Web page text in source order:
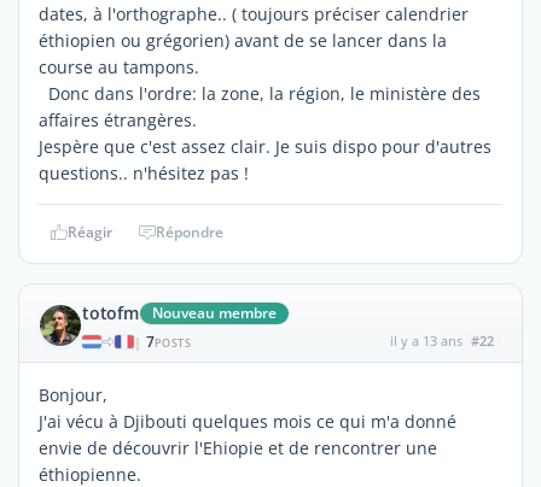
dates, à l'orthographe.. ( toujours préciser calendrier
éthiopien ou grégorien) avant de se lancer dans la
course au tampons.
Donc dans l'ordre: la zone, la région, le ministère des
affaires étrangères.
Jespère que c'est assez clair. Je suis dispo pour d'autres
questions.. n'hésitez pas !
Réagir Répondre
totofm Nouveau membre
| 7POSTS il y a 13 ans #22
Bonjour,
J'ai vécu à Djibouti quelques mois ce qui m'a donné
envie de découvrir l'Ehiopie et de rencontrer une
éthiopienne.